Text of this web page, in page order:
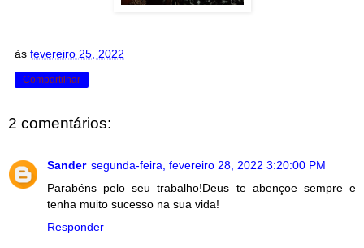
às fevereiro 25, 2022
Compartilhar
2 comentários:
Sander segunda-feira, fevereiro 28, 2022 3:20:00 PM
Parabéns pelo seu trabalho!Deus te abençoe sempre e
tenha muito sucesso na sua vida!
Responder